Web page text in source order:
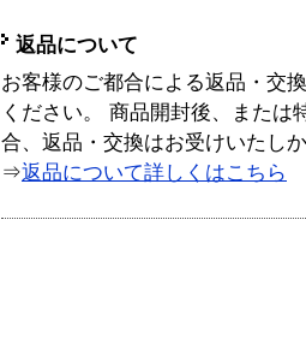
返品について
お客様のご都合による返品・交
ください。 商品開封後、または
合、返品・交換はお受けいたし
⇒返品について詳しくはこちら